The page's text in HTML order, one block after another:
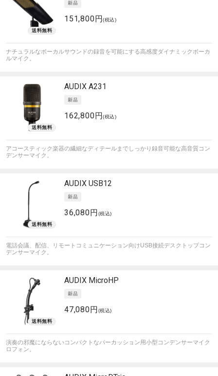
151,800円(税込)
ナチュラルなボーカルサウンドの録音を可能にする高感度ダイナミックボーカ
ルマイク。
AUDIX A231
162,800円(税込)
アコースティック楽器の繊細なディテールまでしっかり録音可能な高音質コン
デンサーマイク。
AUDIX USB12
36,080円 (税込)
電話会議、配信、リモートコミュニケーション向けUSB接続デスクトップコン
デンサーマイク。
AUDIX MicroHP
47,080円 (税込)
演奏の邪魔にならないコンパクトなパーカッション用小型コンデンサーマイク
ロフォン。